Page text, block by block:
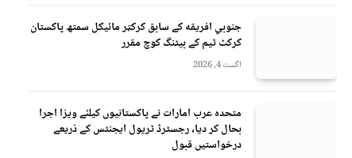
جنوبي افريقه کے سابق کرکټر مائیکل سمتھ پاکستان
کرکٹ ٹیم کے بیٹنگ کوچ مقرر
اگست 4, 2026
متحدہ عرب امارات نے پاکستانیوں کیلئے ویزا اجرا
بحال کر دیا، رجسٹرڈ ٹریول ایجنٹس کے ذریعے
درخواستیں قبول